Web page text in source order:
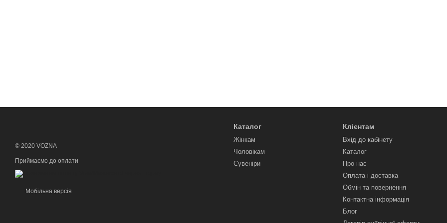
© 2020 VOZNA
Приймаємо до оплати
Мобільна версія
Каталог
Жінкам
Чоловікам
Сувеніри
Клієнтам
Вхід до кабінету
Каталог
Про нас
Оплата і доставка
Обмін та повернення
Контактна інформація
Блог